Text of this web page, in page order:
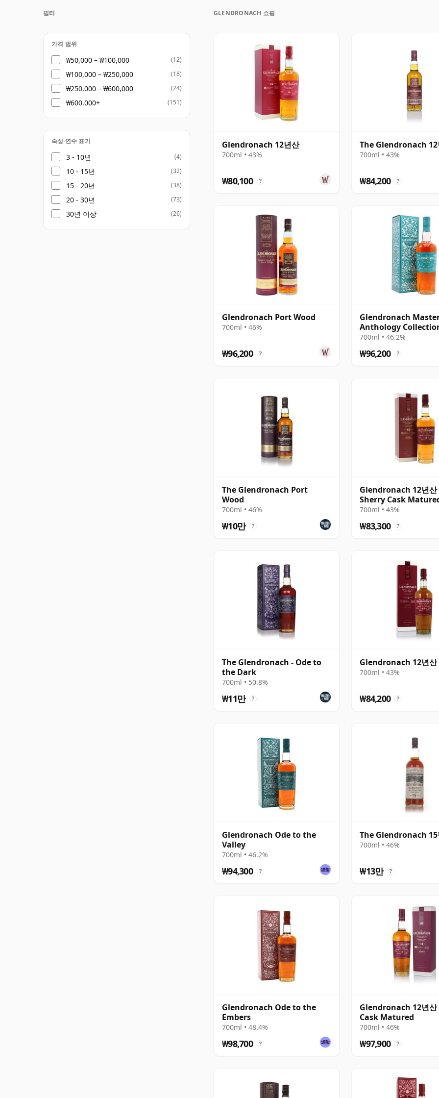
Ximénez)와 올로로소(Oloroso) 캐스크에서의 숙성을 통해 완성됩니다. 다크 프루트, 진저브레드, 초
콜릿, 로스팅한 견과류, 광택 있는 오크의 풍미가 어우러지며, 은은한 흙내음이 균형을 잡아주는 풍성
하고 깊이 있는 텍스처가 특징입니다.
코어 라인업은 12년, 15년, 18년, 21년 등 숙성 연수가 명시된 표현들을 중심으로 구성되며, 캐스크 스
트렝스(cask strength), 싱글 캐스크(single cask), 그리고 고연산 한정 출시 제품들이 이를 뒷받침합
니다. 최근 몇 년간 제품 라인업에 변화가 있었지만, 글렌드로낙의 정체성은 전통적인 하이랜드의 풍
부함과 셰리 주도의 깊이에 확고히 뿌리를 두고 있습니다.
GLENDRONACH 쇼핑
Glendronach 12년산
700ml • 43%
₩80,100 ?
The Glendronach 12
700ml • 43%
₩84,200 ?
Glendronach Port Wood
700ml • 46%
₩96,200 ?
Glendronach
Anthology
To The Valley S
700ml • 46.2%
₩96,200 ?
The Glendronach Port
Wood
700ml • 46%
₩10만 ?
Glendronach 12년
Sherry Cask
700ml • 43%
₩83,300 ?
The Glendronach - Ode to
the Dark
700ml • 50.8%
₩11만 ?
Glendronach 12년산
700ml • 43%
₩84,200 ?
Glendronach Ode to the
Valley
700ml • 46.2%
₩94,300 ?
The Glendronach 15
700ml • 46%
₩13만 ?
Glendronach Ode to the
Embers
700ml • 48.4%
₩98,700 ?
Glendronach 12년
Cask Matured
700ml • 46%
₩97,900 ?
필터
가격 범위
₩50,000 – ₩100,000 (12)
₩100,000 – ₩250,000 (18)
₩250,000 – ₩600,000 (24)
₩600,000+ (151)
숙성 연수 표기
3 - 10년 (4)
10 - 15년 (32)
15 - 20년 (38)
20 - 30년 (73)
30년 이상 (26)